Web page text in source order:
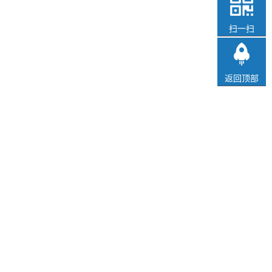
扫一扫
返回顶部